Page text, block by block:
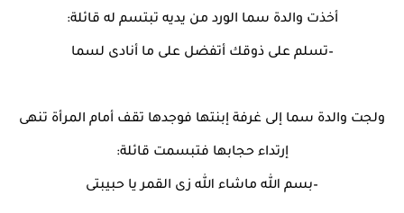
أخذت والدة سما الورد من يديه تبتسم له قائلة:
–تسلم على ذوقك أتفضل على ما أنادى لسما
ولجت والدة سما إلى غرفة إبنتها فوجدها تقف أمام المرأة تنهى
إرتداء حجابها فتبسمت قائلة:
–بسم الله ماشاء الله زى القمر يا حبيبتى